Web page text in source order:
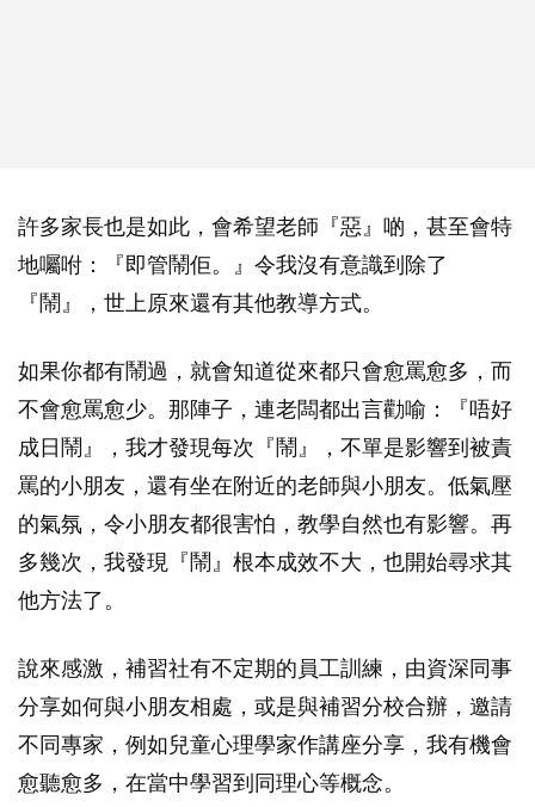
許多家長也是如此，會希望老師『惡』啲，甚至會特
地囑咐：『即管鬧佢。』令我沒有意識到除了
『鬧』，世上原來還有其他教導方式。
如果你都有鬧過，就會知道從來都只會愈罵愈多，而
不會愈罵愈少。那陣子，連老闆都出言勸喻：『唔好
成日鬧』，我才發現每次『鬧』，不單是影響到被責
罵的小朋友，還有坐在附近的老師與小朋友。低氣壓
的氣氛，令小朋友都很害怕，教學自然也有影響。再
多幾次，我發現『鬧』根本成效不大，也開始尋求其
他方法了。
說來感激，補習社有不定期的員工訓練，由資深同事
分享如何與小朋友相處，或是與補習分校合辦，邀請
不同專家，例如兒童心理學家作講座分享，我有機會
愈聽愈多，在當中學習到同理心等概念。